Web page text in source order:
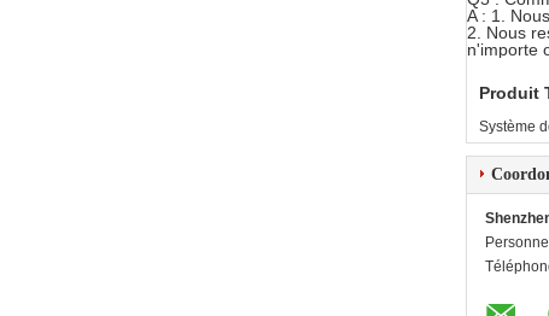
A : 1.
2. Nous
n'importe
Produit
Système